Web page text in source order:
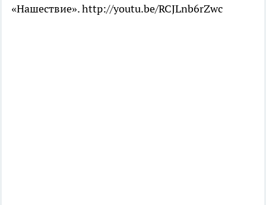
«Нашествие». http://youtu.be/RCJLnb6rZwc